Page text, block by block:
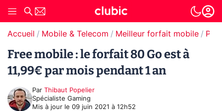
Accueil Mobile & Telecom Meilleur forfait mobile
Free mobile : le forfait 80 Go est à
11,99€ par mois pendant 1 an
Par Thibaut Popelier
Spécialiste Gaming
Mis à jour le 09 juin 2021 à 12h52